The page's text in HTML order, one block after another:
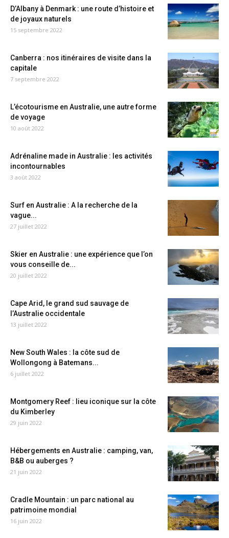
D’Albany à Denmark : une route d’histoire et
de joyaux naturels
15 septembre 2022
Canberra : nos itinéraires de visite dans la
capitale
7 septembre 2022
L’écotourisme en Australie, une autre forme
de voyage
10 août 2022
Adrénaline made in Australie : les activités
incontournables
3 août 2022
Surf en Australie : A la recherche de la
vague...
27 juillet 2022
Skier en Australie : une expérience que l’on
vous conseille de...
20 juillet 2022
Cape Arid, le grand sud sauvage de
l’Australie occidentale
13 juillet 2022
New South Wales : la côte sud de
Wollongong à Batemans...
6 juillet 2022
Montgomery Reef : lieu iconique sur la côte
du Kimberley
29 juin 2022
Hébergements en Australie : camping, van,
B&B ou auberges ?
21 juin 2022
Cradle Mountain : un parc national au
patrimoine mondial
16 juin 2022